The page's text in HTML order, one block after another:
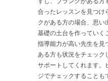
合ったレッスンを見つけ
クがある方の場合、思い
基礎の土台を作っていく
指導能力が高い先生を見
ある方も状況をチェック
サポートしてくれます。
ジでチェックすることも